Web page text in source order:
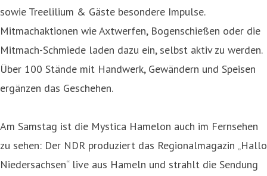
sowie Treelilium & Gäste besondere Impulse.
Mitmachaktionen wie Axtwerfen, Bogenschießen oder die
Mitmach-Schmiede laden dazu ein, selbst aktiv zu werden.
Über 100 Stände mit Handwerk, Gewändern und Speisen
ergänzen das Geschehen.
Am Samstag ist die Mystica Hamelon auch im Fernsehen
zu sehen: Der NDR produziert das Regionalmagazin „Hallo
Niedersachsen“ live aus Hameln und strahlt die Sendung